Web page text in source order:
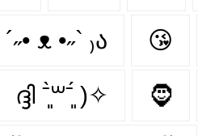
´˶• ᴥ •˶` ₎ა 😘
ദ്ദി ˉ͈̀꒳ˉ͈́ )✧ 🧔